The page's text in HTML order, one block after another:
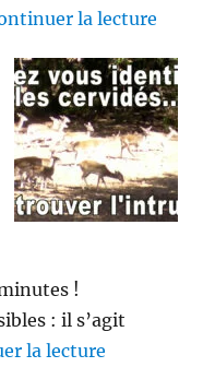
la lecture
!
: il s’agit
la lecture